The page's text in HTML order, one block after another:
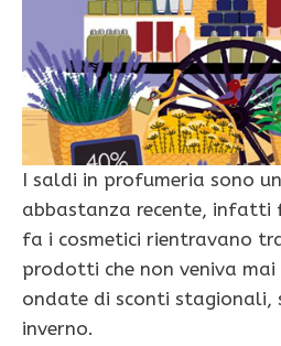
I saldi in profumeria sono
abbastanza recente, infatti
fa i cosmetici rientravano
prodotti che non veniva
ondate di sconti stagionali,
inverno.